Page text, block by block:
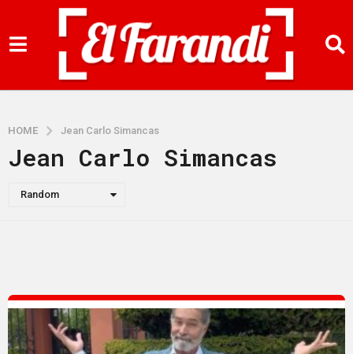
HOME Jean Carlo Simancas
Jean Carlo Simancas
Random